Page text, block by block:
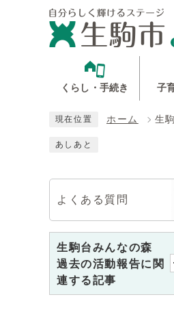
くらし・手続き 子
現在位置 ホーム 生
あしあと
よくある質問
生駒台みんなの森
過去の活動報告に関
連する記事